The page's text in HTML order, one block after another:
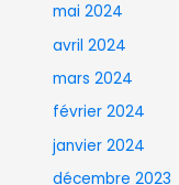
mai 2024
avril 2024
mars 2024
février 2024
janvier 2024
décembre 2023